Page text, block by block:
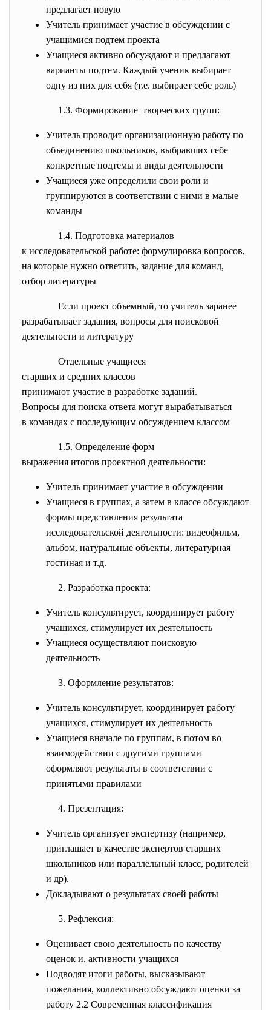
предлагает новую
Учитель принимает участие в обсуждении с
учащимися подтем проекта
Учащиеся активно обсуждают и предлагают
варианты подтем. Каждый ученик выбирает
одну из них для себя (т.е. выбирает себе роль)
1.3. Формирование творческих групп:
Учитель проводит организационную работу по
объединению школьников, выбравших себе
конкретные подтемы и виды деятельности
Учащиеся уже определили свои роли и
группируются в соответствии с ними в малые
команды
1.4. Подготовка материалов
к исследовательской работе: формулировка вопросов,
на которые нужно ответить, задание для команд,
отбор литературы
Если проект объемный, то учитель заранее
разрабатывает задания, вопросы для поисковой
деятельности и литературу
Отдельные учащиеся
старших и средних классов
принимают участие в разработке заданий.
Вопросы для поиска ответа могут вырабатываться
в командах с последующим обсуждением классом
1.5. Определение форм
выражения итогов проектной деятельности:
Учитель принимает участие в обсуждении
Учащиеся в группах, а затем в классе обсуждают
формы представления результата
исследовательской деятельности: видеофильм,
альбом, натуральные объекты, литературная
гостиная и т.д.
2. Разработка проекта:
Учитель консультирует, координирует работу
учащихся, стимулирует их деятельность
Учащиеся осуществляют поисковую
деятельность
3. Оформление результатов:
Учитель консультирует, координирует работу
учащихся, стимулирует их деятельность
Учащиеся вначале по группам, в потом во
взаимодействии с другими группами
оформляют результаты в соответствии с
принятыми правилами
4. Презентация:
Учитель организует экспертизу (например,
приглашает в качестве экспертов старших
школьников или параллельный класс, родителей
и др).
Докладывают о результатах своей работы
5. Рефлексия:
Оценивает свою деятельность по качеству
оценок и. активности учащихся
Подводят итоги работы, высказывают
пожелания, коллективно обсуждают оценки за
работу 2.2 Современная классификация